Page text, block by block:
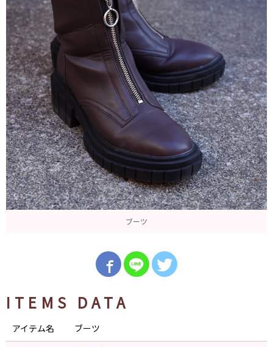
ブーツ
ITEMS DATA
アイテム名 ブーツ